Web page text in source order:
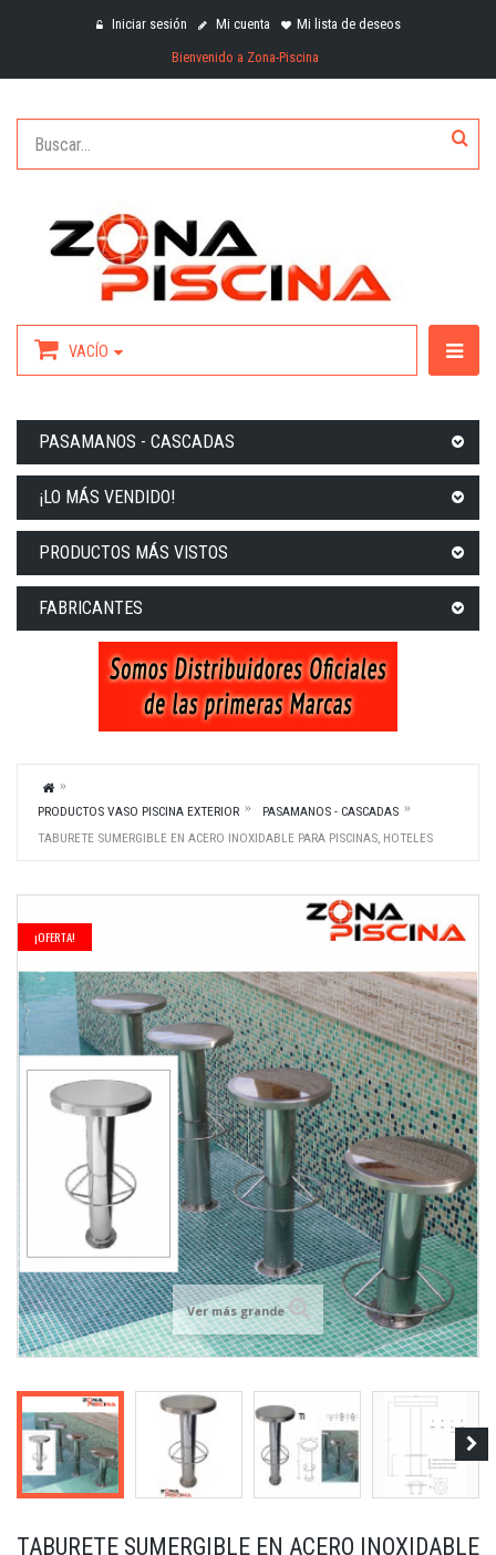
Iniciar sesión Mi cuenta
Mi lista de deseos
Bienvenido a Zona-Piscina
VACÍO
PASAMANOS - CASCADAS
¡LO MÁS VENDIDO!
PRODUCTOS MÁS VISTOS
FABRICANTES
PRODUCTOS VASO PISCINA EXTERIOR
PASAMANOS - CASCADAS
TABURETE SUMERGIBLE EN ACERO INOXIDABLE PARA PISCINAS, HOTELES
¡OFERTA!
Ver más grande
TABURETE SUMERGIBLE EN ACERO INOXIDABLE